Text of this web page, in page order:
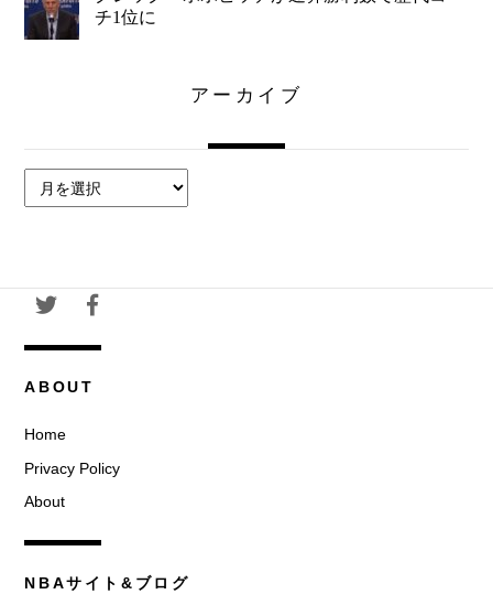
チ1位に
アーカイブ
ー
ブ
ABOUT
Home
Privacy Policy
About
NBAサイト&ブログ